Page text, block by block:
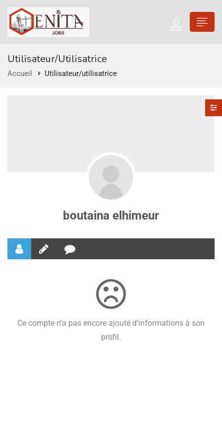
Utilisateur/utilisatrice
Accueil Utilisateur/utilisatrice
boutaina elhimeur
Ce compte n’a pas encore ajouté d’informations à son
profil.